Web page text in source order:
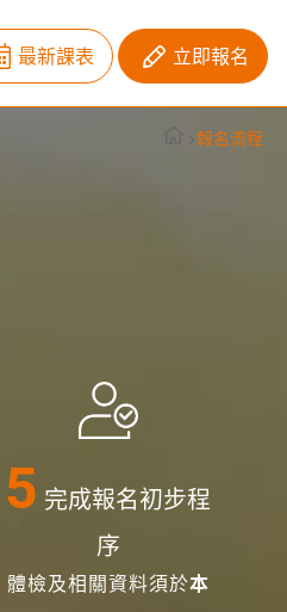
最新課表 立即報名
報名流程
完成報名初步程
序
體檢及相關資料須於本